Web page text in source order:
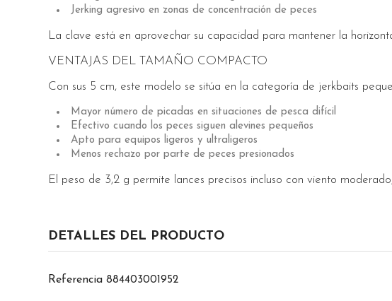
Jerking agresivo en zonas de concentración de peces
La clave está en aprovechar su capacidad para mantener la
VENTAJAS DEL TAMAÑO COMPACTO
Con sus 5 cm, este modelo se sitúa en la categoría de jerkbaits
Mayor número de picadas en situaciones de pesca difícil
Efectivo cuando los peces siguen alevines pequeños
Apto para equipos ligeros y ultraligeros
Menos rechazo por parte de peces presionados
El peso de 3,2 g permite lances precisos incluso con viento
DETALLES DEL PRODUCTO
Referencia 884403001952